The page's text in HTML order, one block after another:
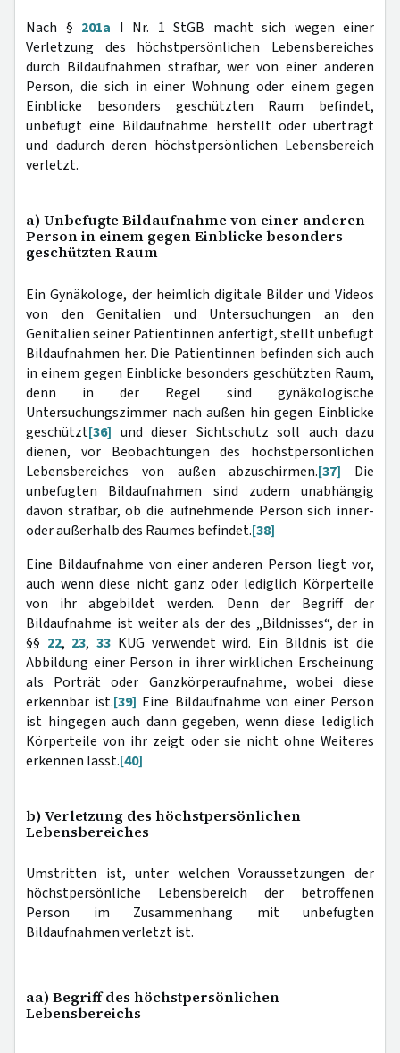
Nach § 201a I Nr. 1 StGB macht sich wegen einer
Verletzung des höchstpersönlichen Lebensbereiches
durch Bildaufnahmen strafbar, wer von einer anderen
Person, die sich in einer Wohnung oder einem gegen
Einblicke besonders geschützten Raum befindet,
unbefugt eine Bildaufnahme herstellt oder überträgt
und dadurch deren höchstpersönlichen Lebensbereich
verletzt.
a) Unbefugte Bildaufnahme von einer anderen
Person in einem gegen Einblicke besonders
geschützten Raum
Ein Gynäkologe, der heimlich digitale Bilder und Videos
von den Genitalien und Untersuchungen an den
Genitalien seiner Patientinnen anfertigt, stellt unbefugt
Bildaufnahmen her. Die Patientinnen befinden sich auch
in einem gegen Einblicke besonders geschützten Raum,
denn in der Regel sind gynäkologische
Untersuchungszimmer nach außen hin gegen Einblicke
geschützt[36] und dieser Sichtschutz soll auch dazu
dienen, vor Beobachtungen des höchstpersönlichen
Lebensbereiches von außen abzuschirmen.[37] Die
unbefugten Bildaufnahmen sind zudem unabhängig
davon strafbar, ob die aufnehmende Person sich inner-
oder außerhalb des Raumes befindet.[38]
Eine Bildaufnahme von einer anderen Person liegt vor,
auch wenn diese nicht ganz oder lediglich Körperteile
von ihr abgebildet werden. Denn der Begriff der
Bildaufnahme ist weiter als der des „Bildnisses“, der in
§§ 22, 23,33 KUG verwendet wird. Ein Bildnis ist die
Abbildung einer Person in ihrer wirklichen Erscheinung
als Porträt oder Ganzkörperaufnahme, wobei diese
erkennbar ist.[39] Eine Bildaufnahme von einer Person
ist hingegen auch dann gegeben, wenn diese lediglich
Körperteile von ihr zeigt oder sie nicht ohne Weiteres
erkennen lässt.[40]
b) Verletzung des höchstpersönlichen
Lebensbereiches
Umstritten ist, unter welchen Voraussetzungen der
höchstpersönliche Lebensbereich der betroffenen
Person im Zusammenhang mit unbefugten
Bildaufnahmen verletzt ist.
aa) Begriff des höchstpersönlichen
Lebensbereichs